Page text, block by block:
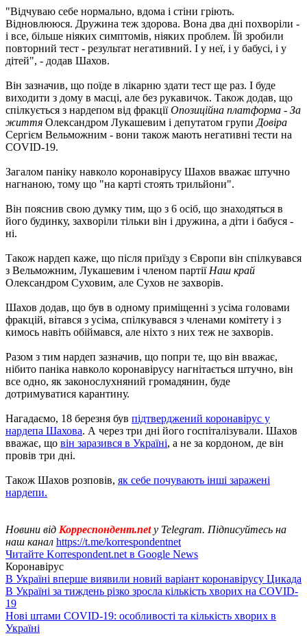
"Відчуваю себе нормально, вдома і стіни гріють.
Відновлююся. Дружина теж здорова. Вона два дні похворіли -
і все, більше ніяких симптомів, ніяких проблем. Їй зробили
повторний тест - результат негативний. І у неї, і у бабусі, і у
дітей", - додав Шахов.
Він зазначив, що поїде в лікарню здати тест ще раз. І буде
виходити з дому в масці, але без рукавичок. Також додав, що
спілкується з нардепом від фракціїОпозиційна платформа - За
життя Олександром Лукашевим і депутатом групи Довіра
Сергієм Вельможним - вони також мають негативні тести на
COVID-19.
Загалом паніку навколо коронавірусу Шахов вважає штучно
нагнаною, тому що "на карті стоять трильйони".
Він пояснив свою думку тим, що з 6 осіб, що знаходяться в
його будинку, захворіли тільки він і дружина, а діти і бабуся -
ні.
Також нардеп каже, що після приїзду з Європи він спілкувався
з Вельможним, Лукашевим і членом партії Наш край
Олександром Суховим, але Сухов не захворів.
Шахов додав, що був в одному приміщенні з усіма головами
фракцій, вітався з усіма, спілкувався з членами комітету і з
кимось навіть обіймався, але ніхто з них теж не захворів.
Разом з тим нардеп зазначив, що попри те, що він вважає,
нібито паніка навколо коронавірусу нагнітається штучно, він
все одно, як законослухняний громадянин, буде
дотримуватися карантину.
Нагадаємо, 18 березня був підтверджений коронавірус у
нардепа Шахова. А через три дні його госпіталізували. Шахов
вважає, що він заразився в Україні, а не за кордоном, де він
провів три дні.
Також Шахов розповів, як себе почувають інші заражені
нардепи.
Новини від Корреспондент.net у Telegram. Підписуйтесь на
наш канал https://t.me/korrespondentnet
Читайте Korrespondent.net в Google News
Коронавірус
В Україні вперше виявили новий варіант коронавірусу Цикада
В Україні за тиждень різко зросла кількість хворих на COVID-
19
Нові штами COVID-19: особливості та кількість хворих в
Україні